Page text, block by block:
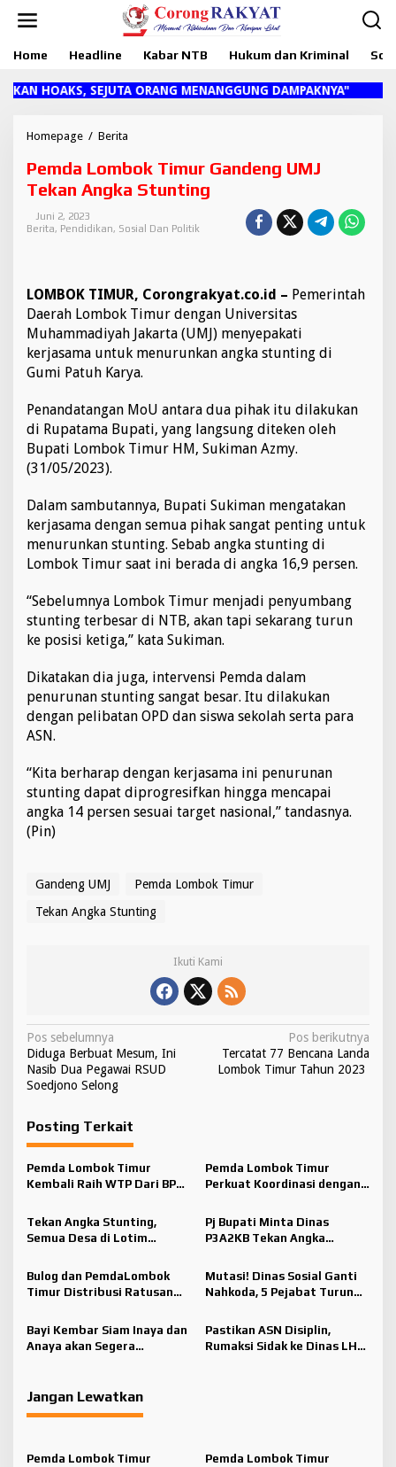
Home Headline Kabar NTB Hukum dan Kriminal
HOAKS, SEJUTA ORANG MENANGGUNG DAMPAKNYA"
Homepage / Berita
m
d
a
o
k
T
i
m
u
r
a
n
d
e
U
M
T
e
a
n
k
a
S
t
i
n
Pemda Lombok Timur Gandeng UMJ
Tekan Angka Stunting
Juni 2, 2023
Berita, Pendidikan, Sosial Dan Politik
LOMBOK TIMUR, Corongrakyat.co.id – Pemerintah
Daerah Lombok Timur dengan Universitas
Muhammadiyah Jakarta (UMJ) menyepakati
kerjasama untuk menurunkan angka stunting di
Gumi Patuh Karya.
Penandatangan MoU antara dua pihak itu dilakukan
di Rupatama Bupati, yang langsung diteken oleh
Bupati Lombok Timur HM, Sukiman Azmy.
(31/05/2023).
Dalam sambutannya, Bupati Sukiman mengatakan
kerjasama dengan semua pihak sangat penting untuk
menurunkan stunting. Sebab angka stunting di
Lombok Timur saat ini berada di angka 16,9 persen.
“Sebelumnya Lombok Timur menjadi penyumbang
stunting terbesar di NTB, akan tapi sekarang turun
ke posisi ketiga,” kata Sukiman.
Dikatakan dia juga, intervensi Pemda dalam
penurunan stunting sangat besar. Itu dilakukan
dengan pelibatan OPD dan siswa sekolah serta para
ASN.
“Kita berharap dengan kerjasama ini penurunan
stunting dapat diprogresifkan hingga mencapai
angka 14 persen sesuai target nasional,” tandasnya.
(Pin)
Gandeng UMJ
Pemda Lombok Timur
Tekan Angka Stunting
Ikuti Kami
N
a
v
i
g
a
s
i
p
o
s
Pos sebelumnya
Diduga Berbuat Mesum, Ini
Nasib Dua Pegawai RSUD
Soedjono Selong
Pos berikutnya
Tercatat 77 Bencana Landa
Lombok Timur Tahun 2023 ‎
Posting Terkait
Pemda Lombok Timur
Kembali Raih WTP Dari BPK
Pemda Lombok Timur
Perkuat Koordinasi dengan
Tengah Tantangan Fiskal
Tekan Angka Stunting,
Semua Desa di Lotim
Pj Bupati Minta Dinas
P3A2KB Tekan Angka
Lotim Jadi Daerah Layak
Anak
Bulog dan PemdaLombok
Timur Distribusi Ratusan
Kecamatan
Mutasi! Dinas Sosial Ganti
Nahkoda, 5 Pejabat Turun
Bayi Kembar Siam Inaya dan
Anaya akan Segera
Pastikan ASN Disiplin,
Rumaksi Sidak ke Dinas LHK
Jangan Lewatkan
Pemda Lombok Timur
Pemda Lombok Timur